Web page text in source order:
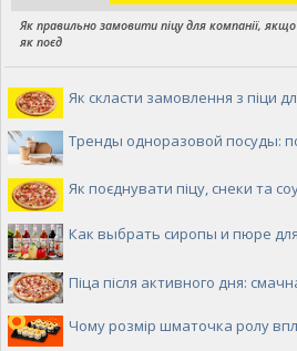
Як правильно замовити піцу для компанії, якщо
як поєд
Як скласти замовлення з піци
Тренды одноразовой посуды:
Як поєднувати піцу, снеки та
Как выбрать сиропы и пюре
Піца після активного дня:
Чому розмір шматочка ролу